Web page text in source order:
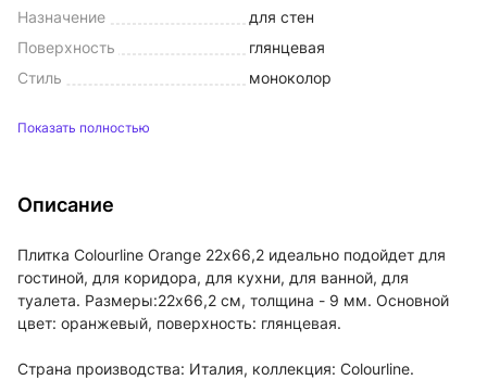
Назначение
для стен
Поверхность
глянцевая
Стиль
моноколор
Показать полностью
Описание
Плитка Colourline Orange 22х66,2 идеально подойдет для
гостиной, для коридора, для кухни, для ванной, для
туалета. Размеры:22x66,2 см, толщина - 9 мм. Основной
цвет: оранжевый, поверхность: глянцевая.
Страна производства: Италия, коллекция: Colourline.